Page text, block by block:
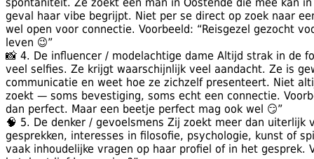
geval haar vibe begrijpt. Niet per se direct op zoek naar
wel open voor connectie. Voorbeeld: “Reisgezel gezocht
leven 😉”
📸 4. De influencer / modelachtige dame Altijd strak in de
veel selfies. Ze krijgt waarschijnlijk veel aandacht. Ze is
communicatie en weet hoe ze zichzelf presenteert. Niet
zoekt — soms bevestiging, soms echt een connectie.
dan perfect. Maar een beetje perfect mag ook wel 😏”
🧠 5. De denker / gevoelsmens Zij zoekt meer dan uiterlijk
gesprekken, interesses in filosofie, psychologie, kunst of
vaak inhoudelijke vragen op haar profiel of in het gesprek.